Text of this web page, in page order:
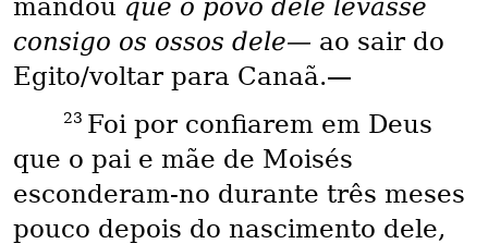
mandou que o povo dele levasse
consigo os ossos dele— ao sair do
Egito/voltar para Canaã.—
23 Foi por confiarem em Deus
que o pai e mãe de Moisés
esconderam-no durante três meses
pouco depois do nascimento dele,